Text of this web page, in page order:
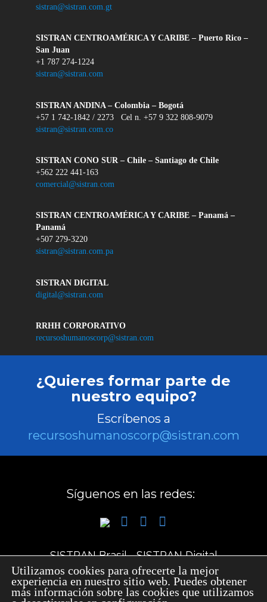
sistran@sistran.com.gt
SISTRAN CENTROAMÉRICA Y CARIBE – Puerto Rico –
San Juan
+1 787 274-1224
sistran@sistran.com
SISTRAN ANDINA – Colombia – Bogotá
+57 1 742-1842 / 2273 Cel n. +57 9 322 808-9079
sistran@sistran.com.co
SISTRAN CONO SUR – Chile – Santiago de Chile
+562 222 441-163
comercial@sistran.com
SISTRAN CENTROAMÉRICA Y CARIBE – Panamá –
Panamá
+507 279-3220
sistran@sistran.com.pa
SISTRAN DIGITAL
digital@sistran.com
RRHH CORPORATIVO
recursoshumanoscorp@sistran.com
¿Quieres formar parte de
nuestro equipo?
Escríbenos a
recursoshumanoscorp@sistran.com
Síguenos en las redes:
SISTRAN Brasil-SISTRAN Digital
Política de Privacidad
Utilizamos cookies para ofrecerte la mejor
experiencia en nuestro sitio web. Puedes obtener
más información sobre las cookies que utilizamos